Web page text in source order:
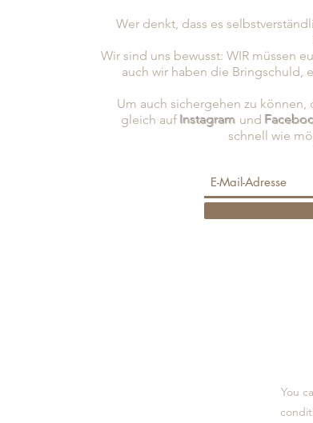
Wer denkt, dass es
Wir sind uns bewusst: WIR müssen
auch wir haben die Bringschuld,
Um auch sichergehen zu
gleich auf Instagram und
schnell wie
You